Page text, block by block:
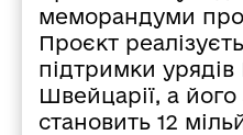
меморандуми
Проєкт
підтримки
Швейцарії, а
становить 12